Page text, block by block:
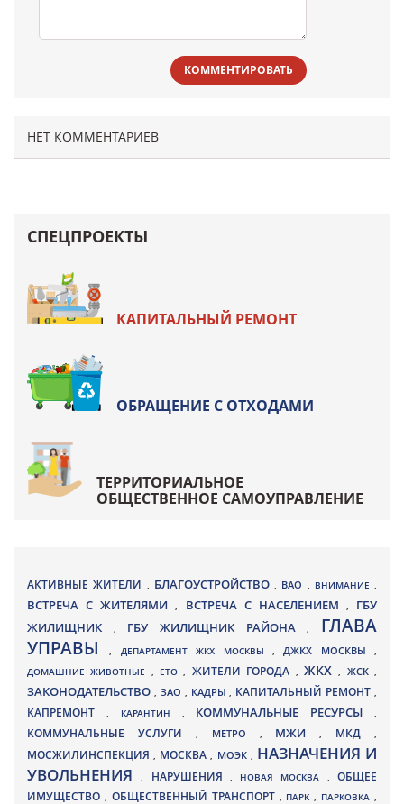
КОММЕНТИРОВАТЬ
НЕТ КОММЕНТАРИЕВ
СПЕЦПРОЕКТЫ
КАПИТАЛЬНЫЙ РЕМОНТ
ОБРАЩЕНИЕ С ОТХОДАМИ
ТЕРРИТОРИАЛЬНОЕ
ОБЩЕСТВЕННОЕ САМОУПРАВЛЕНИЕ
АКТИВНЫЕ ЖИТЕЛИ , БЛАГОУСТРОЙСТВО , ВАО , ВНИМАНИЕ ,
ВСТРЕЧА С ЖИТЕЛЯМИ, ВСТРЕЧА С НАСЕЛЕНИЕМ , ГБУ
ЖИЛИЩНИК
, ГБУ ЖИЛИЩНИК РАЙОНА, ГЛАВА
УПРАВЫ, ДЕПАРТАМЕНТ ЖКХ МОСКВЫ ,ДЖКХ МОСКВЫ ,
ДОМАШНИЕ ЖИВОТНЫЕ , ЕТО, ЖИТЕЛИ ГОРОДА , ЖКХ, ЖСК,
ЗАКОНОДАТЕЛЬСТВО , ЗАО , КАДРЫ, КАПИТАЛЬНЫЙ РЕМОНТ ,
КАПРЕМОНТ , КАРАНТИН , КОММУНАЛЬНЫЕ РЕСУРСЫ,
КОММУНАЛЬНЫЕ УСЛУГИ , МЕТРО , МЖИ, МКД ,
МОСЖИЛИНСПЕКЦИЯ, МОСКВА , МОЭК , НАЗНАЧЕНИЯ И
УВОЛЬНЕНИЯ, НАРУШЕНИЯ , НОВАЯ МОСКВА ,ОБЩЕЕ
ИМУЩЕСТВО , ОБЩЕСТВЕННЫЙ ТРАНСПОРТ , ПАРК, ПАРКОВКА ,